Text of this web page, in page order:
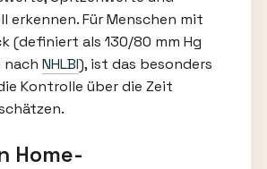
erkennen. Für Menschen mit
(definiert als 130/80 mm Hg
nach NHLBI), ist das besonders
Kontrolle über die Zeit
Home-